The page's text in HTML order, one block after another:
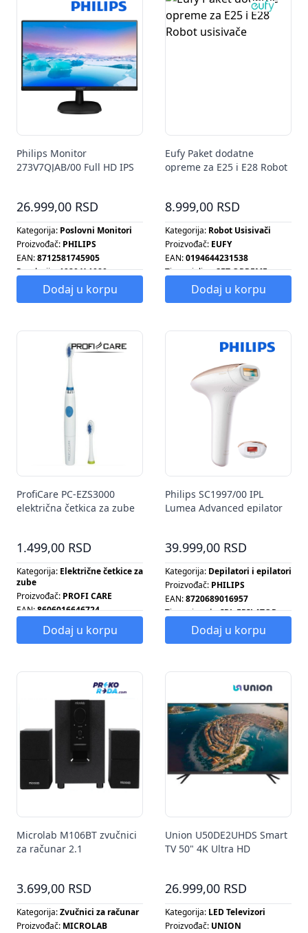
Philips Monitor
273V7QJAB/00 Full HD IPS
26.999,00 RSD
Kategorija: Poslovni Monitori
Proizvođač: PHILIPS
EAN:8712581745905
Rezolucija:1920 X 1080
Dodaj u korpu
Eufy Paket dodatne
opreme za E25 i E28 Robot
8.999,00 RSD
Kategorija: Robot Usisivači
Proizvođač: EUFY
EAN:0194644231538
Tip grejalice:SET OPREME
Tip radijatora:SET OPREME
Tip šporeta:
SET OPREME
Dodaj u korpu
ProfiCare PC-EZS3000
električna četkica za zube
1.499,00 RSD
Kategorija: Električne četkice za
zube
Proizvođač: PROFI CARE
EAN:8606016646724
Dodaj u korpu
Philips SC1997/00 IPL
Lumea Advanced epilator
39.999,00 RSD
Kategorija: Depilatori i epilatori
Proizvođač: PHILIPS
EAN:8720689016957
Tip proizvoda:IPL EPILATOR
Dodaj u korpu
Microlab M106BT zvučnici
za računar 2.1
3.699,00 RSD
Kategorija:Zvučnici za računar
Proizvođač: MICROLAB
Union U50DE2UHDS Smart
TV 50" 4K Ultra HD
26.999,00 RSD
Kategorija: LED Televizori
Proizvođač: UNION